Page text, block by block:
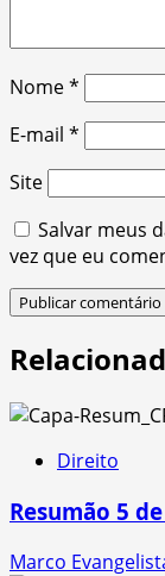
Nome*
E-mail *
Site
Salvar meus
vez que eu
Direito
Resumão 5
Marco